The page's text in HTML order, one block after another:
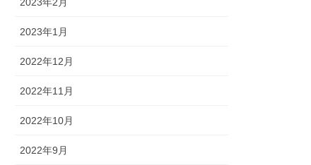
2023年1月
2022年12月
2022年11月
2022年10月
2022年9月